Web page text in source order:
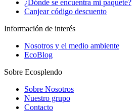
¿Dónde se encuentra mi paquete?
Canjear código descuento
Información de interés
Nosotros y el medio ambiente
EcoBlog
Sobre Ecosplendo
Sobre Nosotros
Nuestro grupo
Contacto